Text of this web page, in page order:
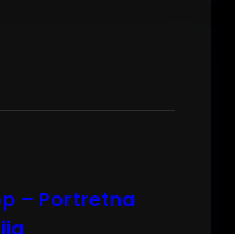
– Portretna